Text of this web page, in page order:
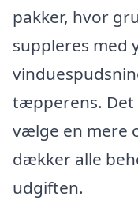
pakker, hvor
suppleres med
tæpperens.
vælge en mere
dækker alle
udgiften.